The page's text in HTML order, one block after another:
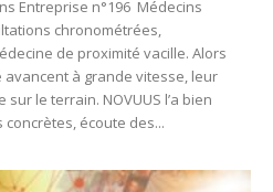
Entreprise n°196 Médecins
chronométrées,
de proximité vacille. Alors
à grande vitesse, leur
le terrain. NOVUUS l’a bien
écoute des...